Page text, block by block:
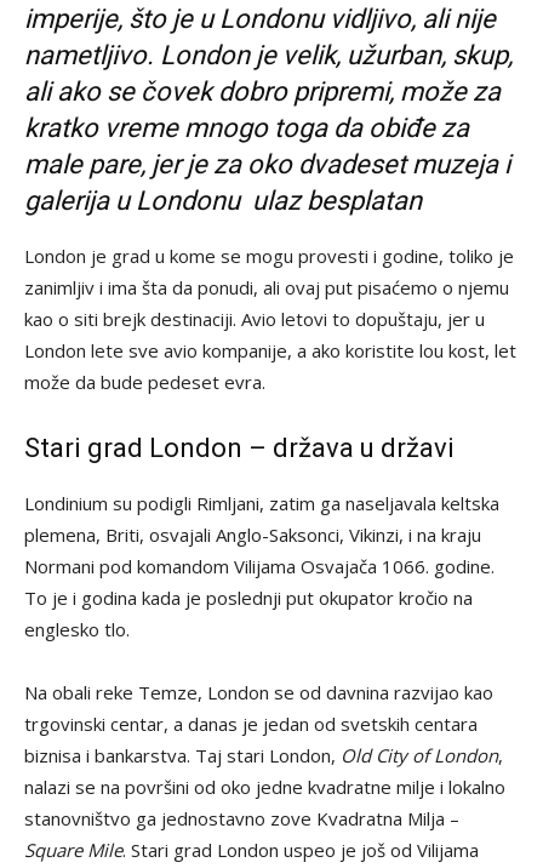
imperije, što je u Londonu vidljivo, ali nije
nametljivo. London je velik, užurban, skup,
ali ako se čovek dobro pripremi, može za
kratko vreme mnogo toga da obiđe za
male pare, jer je za oko dvadeset muzeja i
galerija u Londonu ulaz besplatan
London je grad u kome se mogu provesti i godine, toliko je
zanimljiv i ima šta da ponudi, ali ovaj put pisaćemo o njemu
kao o siti brejk destinaciji. Avio letovi to dopuštaju, jer u
London lete sve avio kompanije, a ako koristite lou kost, let
može da bude pedeset evra.
Stari grad London – država u državi
Londinium su podigli Rimljani, zatim ga naseljavala keltska
plemena, Briti, osvajali Anglo-Saksonci, Vikinzi, i na kraju
Normani pod komandom Vilijama Osvajača 1066. godine.
To je i godina kada je poslednji put okupator kročio na
englesko tlo.
Na obali reke Temze, London se od davnina razvijao kao
trgovinski centar, a danas je jedan od svetskih centara
biznisa i bankarstva. Taj stari London, Old City of London,
nalazi se na površini od oko jedne kvadratne milje i lokalno
stanovništvo ga jednostavno zove Kvadratna Milja –
Square Mile. Stari grad London uspeo je još od Vilijama